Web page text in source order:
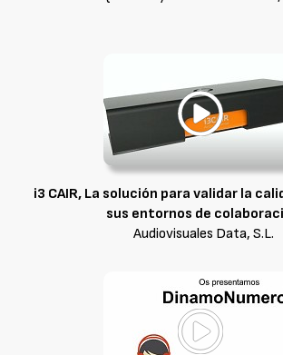
i3 CAIR, La solución para validar la
sus entornos de
Audiovisuales Data, S.L.